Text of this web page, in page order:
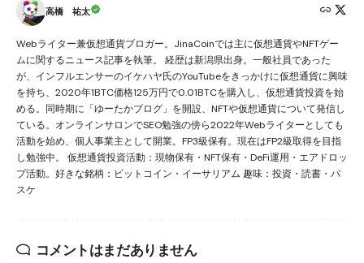
高橋 祐太
Webライター兼仮想通貨ブロガー。JinaCoinでは主に仮想通貨やNFTゲー
ムに関するニュース記事を執筆。 経歴は新潟県出身。一般社員であった
が、インフルエンサーのイケハヤ氏のYouTubeをきっかけに仮想通貨に興味
を持ち、2020年1BTC価格125万円で0.01BTCを購入し、仮想通貨投資を始
める。同時期に「ゆーたかブログ」を開設、NFTや仮想通貨について発信し
ている。オンラインサロンでSEO勉強の傍ら2022年Webライターとしても
活動を始め、個人事業主として開業。FP3級保有。現在はFP2級取得を目指
し勉強中。 仮想通貨投資活動：現物保有・NFT保有・DeFi運用・エアドロッ
プ活動。好きな銘柄：ビットコイン・イーサリアム 趣味：投資・読書・バ
スケ
コメントはまだありません